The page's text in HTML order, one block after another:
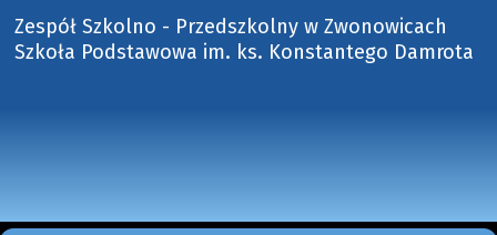
Zespół Szkolno - Przedszkolny w Zwonowicach
Szkoła Podstawowa im. ks. Konstantego Damrota